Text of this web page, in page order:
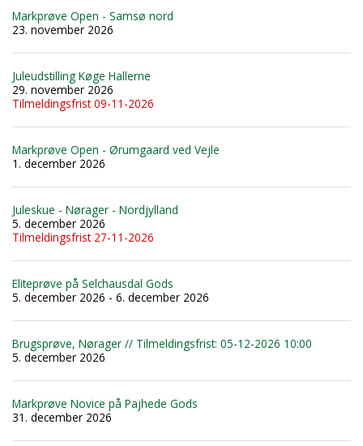
Markprøve Open - Samsø nord
23. november 2026
Juleudstilling Køge Hallerne
29. november 2026
Tilmeldingsfrist 09-11-2026
Markprøve Open - Ørumgaard ved Vejle
1. december 2026
Juleskue - Nørager - Nordjylland
5. december 2026
Tilmeldingsfrist 27-11-2026
Eliteprøve på Selchausdal Gods
5. december 2026 - 6. december 2026
Brugsprøve, Nørager // Tilmeldingsfrist: 05-12-2026 10:00
5. december 2026
Markprøve Novice på Pajhede Gods
31. december 2026